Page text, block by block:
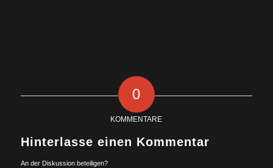
0
KOMMENTARE
Hinterlasse einen Kommentar
An der Diskussion beteiligen?